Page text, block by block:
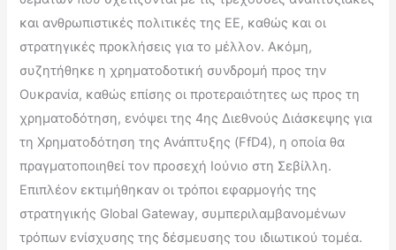
και ανθρωπιστικές πολιτικές της ΕΕ, καθώς και οι
στρατηγικές προκλήσεις για το μέλλον. Ακόμη,
συζητήθηκε η χρηματοδοτική συνδρομή προς την
Ουκρανία, καθώς επίσης οι προτεραιότητες ως προς τη
χρηματοδότηση, ενόψει της 4ης Διεθνούς Διάσκεψης για
τη Χρηματοδότηση της Ανάπτυξης (FfD4), η οποία θα
πραγματοποιηθεί τον προσεχή Ιούνιο στη Σεβίλλη.
Επιπλέον εκτιμήθηκαν οι τρόποι εφαρμογής της
στρατηγικής Global Gateway, συμπεριλαμβανομένων
τρόπων ενίσχυσης της δέσμευσης του ιδιωτικού τομέα.